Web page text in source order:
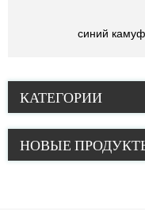
синий
КАТЕГОРИИ
НОВЫЕ